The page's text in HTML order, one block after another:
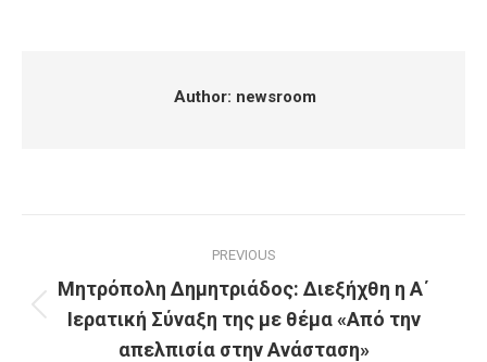
Author: newsroom
navigation
PREVIOUS
Previous
post:
Μητρόπολη Δημητριάδος: Διεξήχθη η Α΄
Ιερατική Σύναξη της με θέμα «Από την
απελπισία στην Ανάσταση»